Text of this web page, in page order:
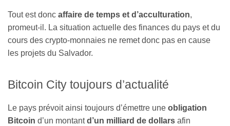
Tout est donc affaire de temps et d’acculturation,
promeut-il. La situation actuelle des finances du pays et du
cours des crypto-monnaies ne remet donc pas en cause
les projets du Salvador.
Bitcoin City toujours d’actualité
Le pays prévoit ainsi toujours d’émettre une obligation
Bitcoin d’un montantd’un milliard de dollars afin